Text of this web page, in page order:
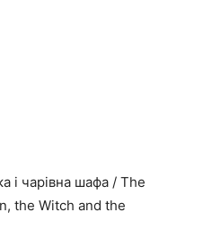
і чарівна шафа / The
the Witch and the